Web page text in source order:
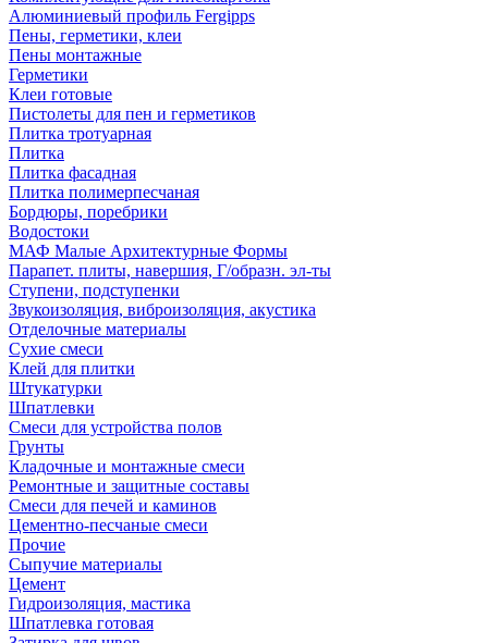
Алюминиевый профиль Fergipps
Пены, герметики, клеи
Пены монтажные
Герметики
Клеи готовые
Пистолеты для пен и герметиков
Плитка тротуарная
Плитка
Плитка фасадная
Плитка полимерпесчаная
Бордюры, поребрики
Водостоки
МАФ Малые Архитектурные Формы
Парапет. плиты, навершия, Г/образн. эл-ты
Ступени, подступенки
Звукоизоляция, виброизоляция, акустика
Отделочные материалы
Сухие смеси
Клей для плитки
Штукатурки
Шпатлевки
Смеси для устройства полов
Грунты
Кладочные и монтажные смеси
Ремонтные и защитные составы
Смеси для печей и каминов
Цементно-песчаные смеси
Прочие
Сыпучие материалы
Цемент
Гидроизоляция, мастика
Шпатлевка готовая